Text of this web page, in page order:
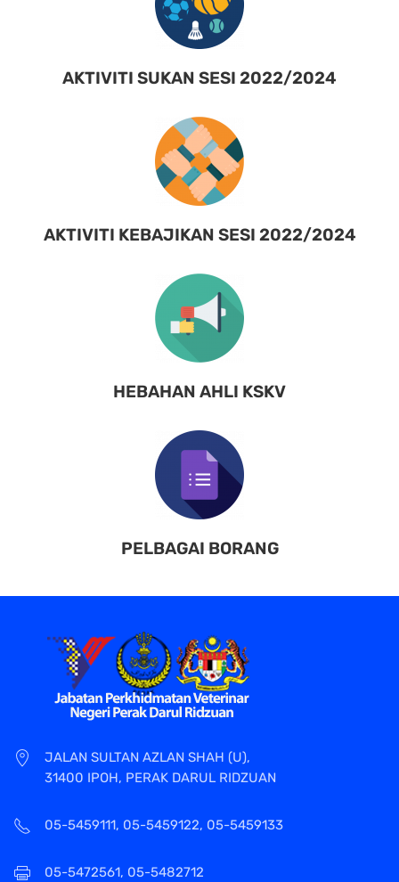
AKTIVITI SUKAN SESI 2022/2024
AKTIVITI KEBAJIKAN SESI 2022/2024
HEBAHAN AHLI KSKV
PELBAGAI BORANG
JALAN SULTAN AZLAN SHAH (U),
31400 IPOH, PERAK DARUL RIDZUAN
05-5459111, 05-5459122, 05-5459133
05-5472561, 05-5482712